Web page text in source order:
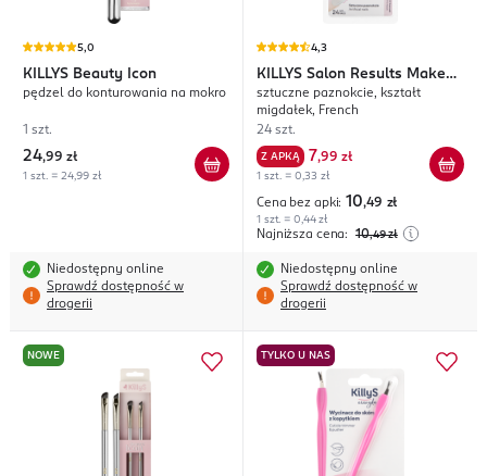
5,0
KILLYS Beauty Icon
pędzel do konturowania na mokro
1 szt.
24,99 zł
1 szt. = 24,99 zł
Niedostępny online
Sprawdź dostępność w
drogerii
4,3
KILLYS Salon Results Make
Your Nails!
sztuczne paznokcie, kształt
migdałek, French
24 szt.
Z APKĄ 7,99 zł
1 szt. = 0,33 zł
Cena bez apki: 10,49 zł
1 szt. = 0,44 zł
Najniższa cena: 10,49 zł
Niedostępny online
Sprawdź dostępność w
drogerii
NOWE TYLKO U NAS